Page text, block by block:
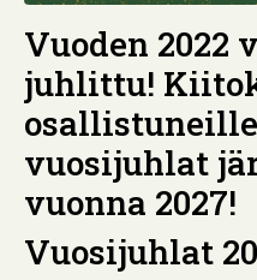
Vuoden 2022
juhlittu!
vuosijuhlat
vuonna 2027!
Vuosijuhlat